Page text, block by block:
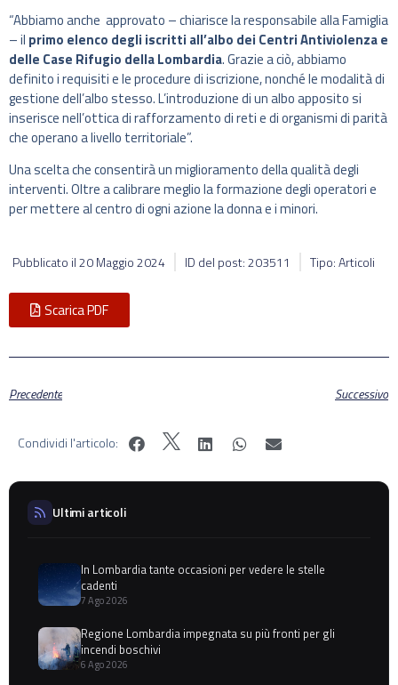
“Abbiamo anche approvato – chiarisce la responsabile alla Famiglia
– il primo elenco degli iscritti all’albo dei Centri Antiviolenza e
delle Case Rifugio della Lombardia. Grazie a ciò, abbiamo
definito i requisiti e le procedure di iscrizione, nonché le modalità di
gestione dell’albo stesso. L’introduzione di un albo apposito si
inserisce nell’ottica di rafforzamento di reti e di organismi di parità
che operano a livello territoriale”.
Una scelta che consentirà un miglioramento della qualità degli
interventi. Oltre a calibrare meglio la formazione degli operatori e
per mettere al centro di ogni azione la donna e i minori.
Pubblicato il20 Maggio 2024 ID del post: 203511 Tipo: Articoli
Scarica PDF
Precedente Successivo
Condividi l'articolo:
Ultimi articoli
In Lombardia tante occasioni per vedere le stelle
cadenti
7 Ago 2026
Regione Lombardia impegnata su più fronti per gli
incendi boschivi
6 Ago 2026